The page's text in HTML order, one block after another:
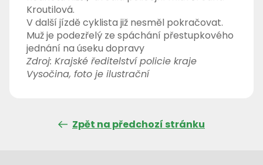
Kroutilová.
V další jízdě cyklista již nesměl pokračovat.
Muž je podezřelý ze spáchání přestupkového
jednání na úseku dopravy
Zdroj: Krajské ředitelství policie kraje
Vysočina, foto je ilustrační
Zpět na předchozí stránku